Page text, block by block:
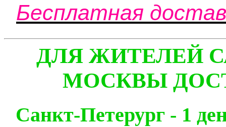
Бесплатная
ДЛЯ ЖИТЕЛЕЙ
МОСКВЫ
Санкт-Петерург -